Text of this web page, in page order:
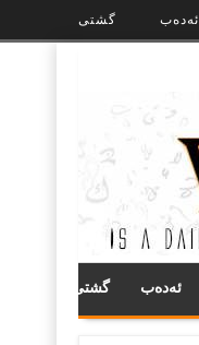
گشتی ئەدەب
گشتی ئەدەب